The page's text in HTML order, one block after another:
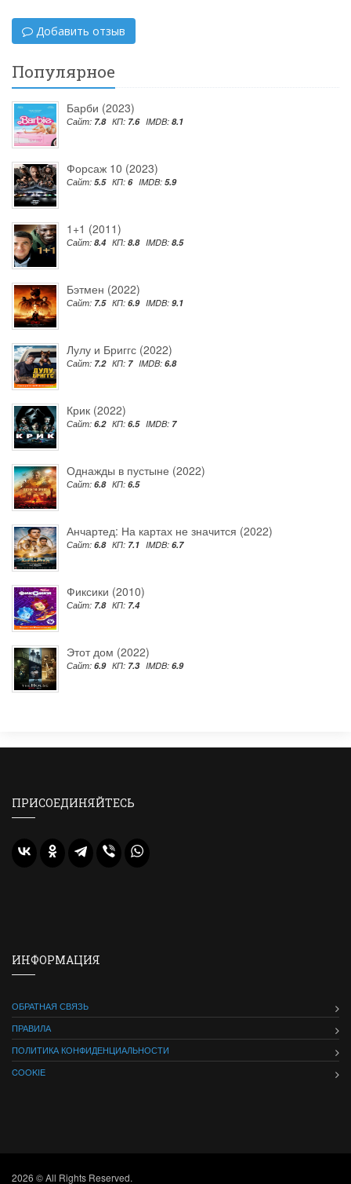
Добавить отзыв
Популярное
Барби (2023)
Сайт: 7.8 КП: 7.6 IMDB: 8.1
Форсаж 10 (2023)
Сайт: 5.5 КП: 6 IMDB: 5.9
1+1 (2011)
Сайт: 8.4 КП: 8.8 IMDB: 8.5
Бэтмен (2022)
Сайт: 7.5 КП: 6.9 IMDB: 9.1
Лулу и Бриггс (2022)
Сайт: 7.2 КП: 7 IMDB: 6.8
Крик (2022)
Сайт: 6.2 КП: 6.5 IMDB: 7
Однажды в пустыне (2022)
Сайт: 6.8 КП: 6.5
Анчартед: На картах не значится (2022)
Сайт: 6.8 КП: 7.1 IMDB: 6.7
Фиксики (2010)
Сайт: 7.8 КП: 7.4
Этот дом (2022)
Сайт: 6.9 КП: 7.3 IMDB: 6.9
ПРИСОЕДИНЯЙТЕСЬ
ИНФОРМАЦИЯ
ОБРАТНАЯ СВЯЗЬ
ПРАВИЛА
ПОЛИТИКА КОНФИДЕНЦИАЛЬНОСТИ
COOKIE
2026 © All Rights Reserved.